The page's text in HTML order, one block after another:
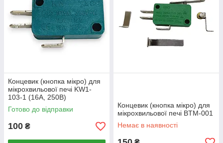
Концевик (кнопка мікро) для
мікрохвильової печі KW1-
103-1 (16A, 250B)
Готово до відправки
100 ₴
Концевик (кнопка мікро) для
мікрохвильової печі BTM-001
Немає в наявності